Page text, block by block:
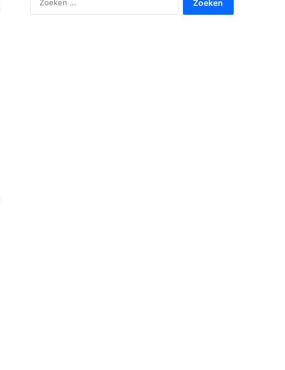
naar: